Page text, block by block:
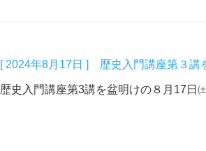
[ 2024年8月17日 ] 歴史入門講座第３講
歴史入門講座第3講を盆明けの８月17日